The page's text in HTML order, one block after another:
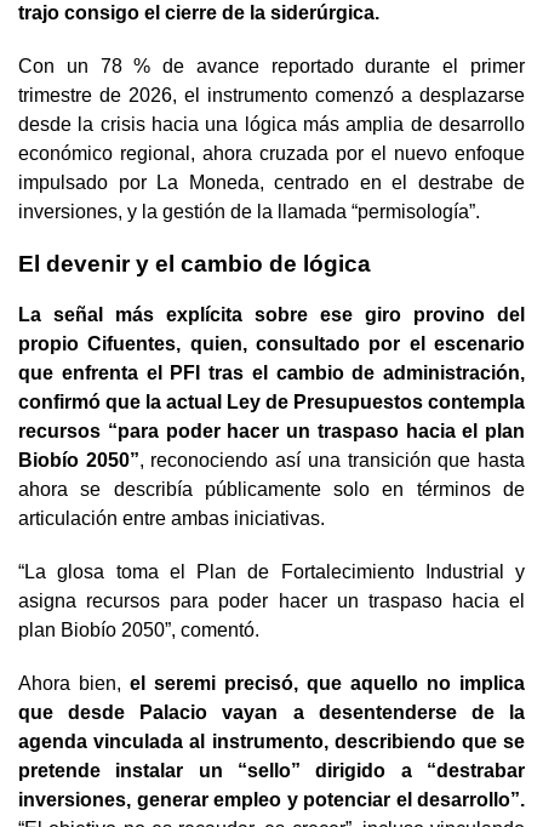
trajo consigo el cierre de la siderúrgica.
Con un 78 % de avance reportado durante el primer
trimestre de 2026, el instrumento comenzó a desplazarse
desde la crisis hacia una lógica más amplia de desarrollo
económico regional, ahora cruzada por el nuevo enfoque
impulsado por La Moneda, centrado en el destrabe de
inversiones, y la gestión de la llamada “permisología”.
El devenir y el cambio de lógica
La señal más explícita sobre ese giro provino del
propio Cifuentes, quien, consultado por el escenario
que enfrenta el PFI tras el cambio de administración,
confirmó que la actual Ley de Presupuestos contempla
recursos “para poder hacer un traspaso hacia el plan
Biobío 2050”, reconociendo así una transición que hasta
ahora se describía públicamente solo en términos de
articulación entre ambas iniciativas.
“La glosa toma el Plan de Fortalecimiento Industrial y
asigna recursos para poder hacer un traspaso hacia el
plan Biobío 2050”, comentó.
Ahora bien, el seremi precisó, que aquello no implica
que desde Palacio vayan a desentenderse de la
agenda vinculada al instrumento, describiendo que se
pretende instalar un “sello” dirigido a “destrabar
inversiones, generar empleo y potenciar el desarrollo”.